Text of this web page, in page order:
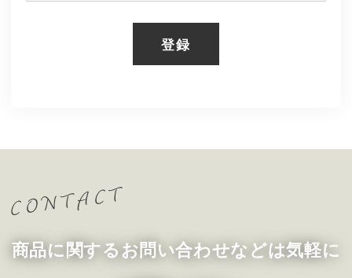
登録
商品に関するお問い合わせなどは気軽に